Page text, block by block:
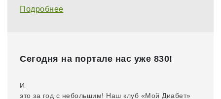
Подробнее
Сегодня на портале нас уже 830!
​И
это за год с небольшим! Наш клуб «Мой Диабет»